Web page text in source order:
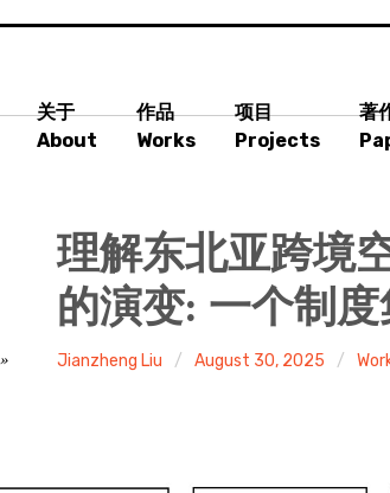
关于
About
作品
Works
项目
Projects
著
理解东北亚跨境
的演变: 一个制
Jianzheng Liu August 30, 2025